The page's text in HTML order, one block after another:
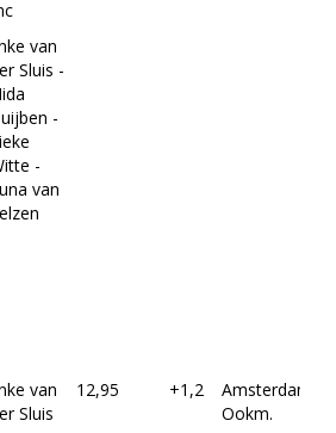
van
Sluis -
-
-
van
van
Sluis
12,95 +1,2
Amsterdam-
Ookm.